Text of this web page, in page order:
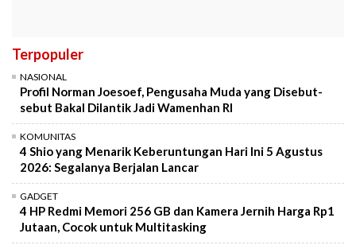
Terpopuler
NASIONAL
Profil Norman Joesoef, Pengusaha Muda yang Disebut-
sebut Bakal Dilantik Jadi Wamenhan RI
KOMUNITAS
4 Shio yang Menarik Keberuntungan Hari Ini 5 Agustus
2026: Segalanya Berjalan Lancar
GADGET
4 HP Redmi Memori 256 GB dan Kamera Jernih Harga Rp1
Jutaan, Cocok untuk Multitasking